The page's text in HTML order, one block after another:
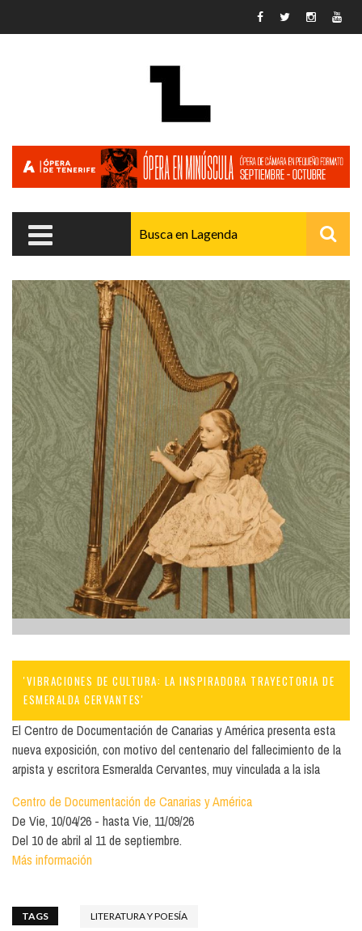
'VIBRACIONES DE CULTURA: LA INSPIRADORA TRAYECTORIA DE
ESMERALDA CERVANTES'
El Centro de Documentación de Canarias y América presenta esta
nueva exposición, con motivo del centenario del fallecimiento de la
arpista y escritora Esmeralda Cervantes, muy vinculada a la isla
Centro de Documentación de Canarias y América
De Vie, 10/04/26 hastaVie, 11/09/26
Del 10 de abril al 11 de septiembre.
Más información
TAGS LITERATURA Y POESÍA